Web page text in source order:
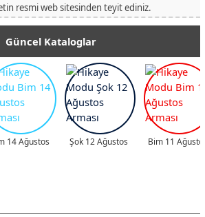
resmi web sitesinden teyit ediniz.
Güncel Kataloglar
14 Ağustos Şok 12 Ağustos Bim 11